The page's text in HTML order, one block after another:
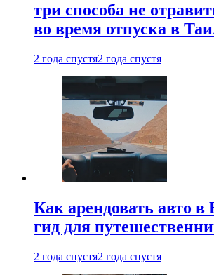
три способа не
во время отпуска в
2 года спустя2 года спустя
Как арендовать авто в
гид для
2 года спустя2 года спустя